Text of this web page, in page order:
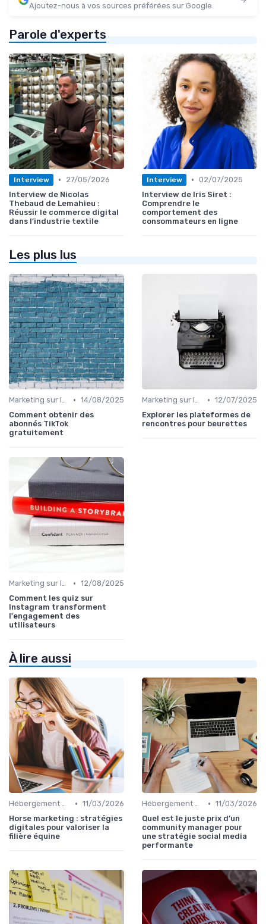
Ajoutez-nous à vos sources préférées sur Google
Parole d'experts
Interview •
27/05/2026
Interview de Nicolas
Thebaud de Lemahieu :
Réussir le commerce digital
dans l’industrie textile
Interview • 02/07/2025
Interview de Iris Siret :
Comprendre le
comportement des
consommateurs en ligne
Les plus lus
Marketing sur les Réseaux Sociaux • 14/08/2025
Comment obtenir des
abonnés TikTok
gratuitement
Marketing sur les Réseaux Sociaux • 12/07/2025
Explorer les plateformes de
rencontres pour beurettes
Marketing sur les Réseaux Sociaux • 12/08/2025
Comment les quiz sur
Instagram transforment
l'engagement des
utilisateurs
À lire aussi
Hébergement et Maintenance Web • 11/03/2026
Horse marketing : stratégies
digitales pour valoriser la
filière équine
Hébergement et Maintenance Web • 11/03/2026
Quel est le juste prix d’un
community manager pour
une stratégie social media
performante